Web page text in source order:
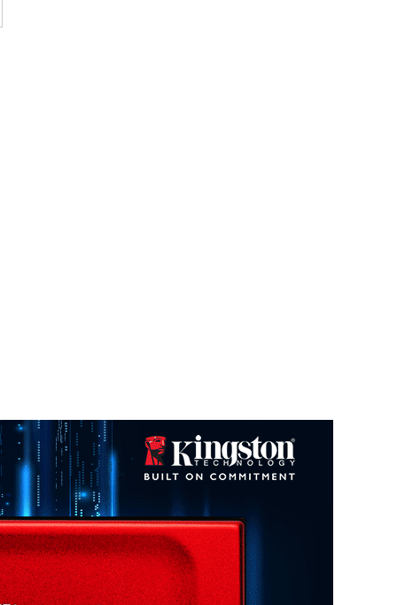
渠道报价
D4/32G-D4 3200
一年 半年 三个月 一个月